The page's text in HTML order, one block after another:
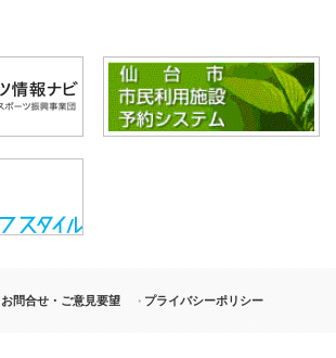
お問合せ・ご意見要望 プライバシーポリシー